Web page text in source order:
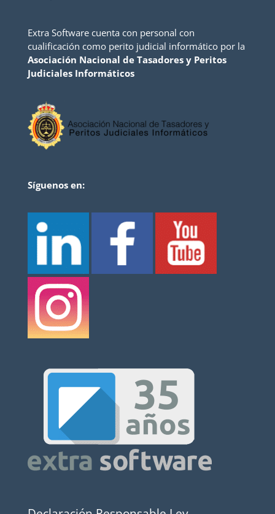
Extra Software cuenta con personal con
cualificación como perito judicial informático por la
Asociación Nacional de Tasadores y Peritos
Judiciales Informáticos
Síguenos en: